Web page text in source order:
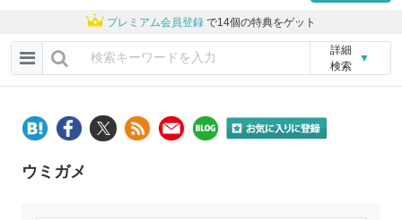
プレミアム会員登録 で14個の特典をゲット
詳細
検索
▼
ウミガメ